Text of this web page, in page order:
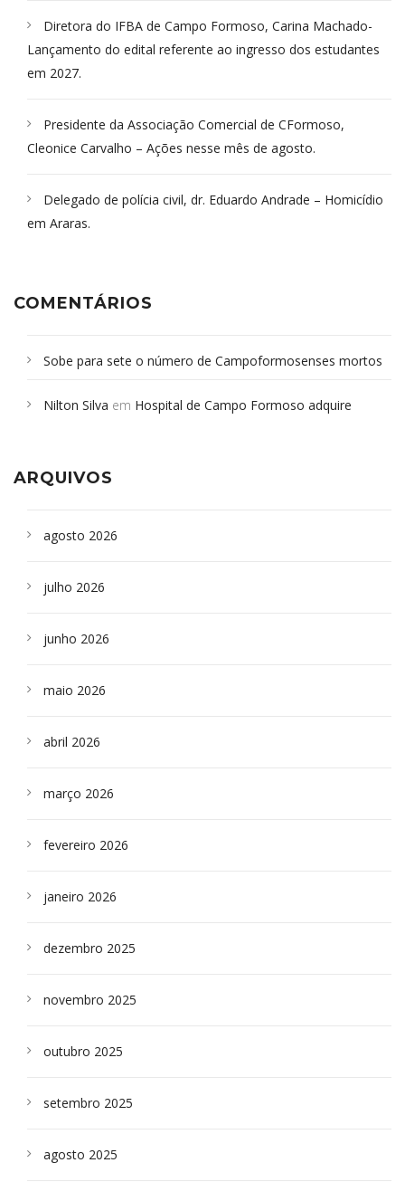
Diretora do IFBA de Campo Formoso, Carina Machado-
Lançamento do edital referente ao ingresso dos estudantes
em 2027.
Presidente da Associação Comercial de CFormoso,
Cleonice Carvalho – Ações nesse mês de agosto.
Delegado de polícia civil, dr. Eduardo Andrade – Homicídio
em Araras.
COMENTÁRIOS
Sobe para sete o número de Campoformosenses mortos
Campoformosenses que morreram em desabamentos são
Nilton Silva em Hospital de Campo Formoso adquire
ARQUIVOS
agosto 2026
julho 2026
junho 2026
maio 2026
abril 2026
março 2026
fevereiro 2026
janeiro 2026
dezembro 2025
novembro 2025
outubro 2025
setembro 2025
agosto 2025